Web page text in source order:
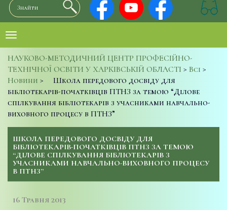
НАУКОВО-МЕТОДИЧНИЙ ЦЕНТР ПРОФЕСІЙНО-
ТЕХНІЧНОЇ ОСВІТИ У ХАРКІВСЬКІЙ ОБЛАСТІ > Всі >
Новини >
Школа передового досвіду для
бібліотекарів-початківців ПТНЗ за темою “Ділове
спілкування бібліотекарів з учасниками навчально-
виховного процесу в ПТНЗ”
ШКОЛА ПЕРЕДОВОГО ДОСВІДУ ДЛЯ
БІБЛІОТЕКАРІВ-ПОЧАТКІВЦІВ ПТНЗ ЗА ТЕМОЮ
“ДІЛОВЕ СПІЛКУВАННЯ БІБЛІОТЕКАРІВ З
УЧАСНИКАМИ НАВЧАЛЬНО-ВИХОВНОГО ПРОЦЕСУ
В ПТНЗ”
16 Травня 2013